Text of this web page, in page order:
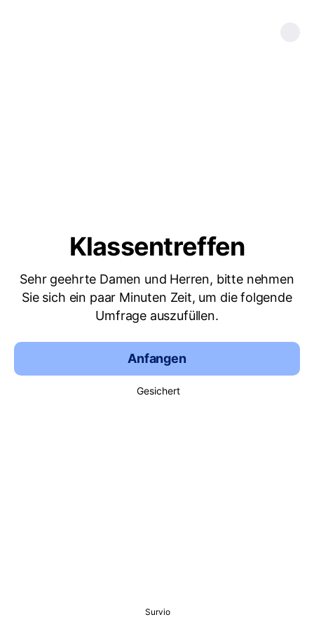
Klassentreffen
Sehr geehrte Damen und Herren, bitte nehmen
Sie sich ein paar Minuten Zeit, um die folgende
Umfrage auszufüllen.
Anfangen
Gesichert
Survio